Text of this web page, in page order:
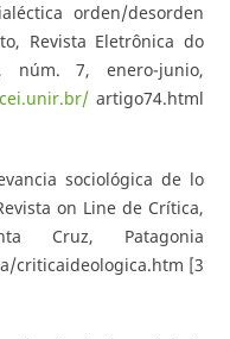
orden/desorden
Revista Eletrônica do
núm. 7, enero-junio,
artigo74.html
sociológica de lo
on Line de Crítica,
Cruz, Patagonia
criticaideologica.htm [3